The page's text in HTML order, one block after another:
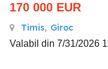
170 000 EUR
Timis, Giroc
Valabil din 7/31/2026